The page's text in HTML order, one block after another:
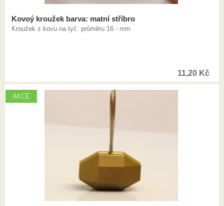
Kovoý kroužek barva: matní stříbro
Kroužek z kovu na tyč. průměru 16 - mm
11,20 Kč
AKCE